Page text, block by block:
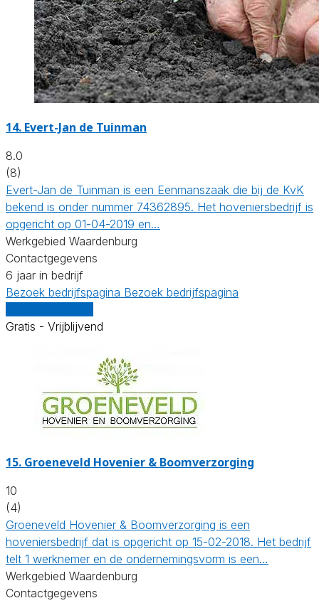
14. Evert-Jan de Tuinman
8.0
(8)
Evert-Jan de Tuinman is een Eenmanszaak die bij de KvK
bekend is onder nummer 74362895. Het hoveniersbedrijf is
opgericht op 01-04-2019 en…
Werkgebied Waardenburg
Contactgegevens
6 jaar in bedrijf
Bezoek bedrijfspagina Bezoek bedrijfspagina
Gratis - Vrijblijvend
15. Groeneveld Hovenier & Boomverzorging
10
(4)
Groeneveld Hovenier & Boomverzorging is een
hoveniersbedrijf dat is opgericht op 15-02-2018. Het bedrijf
telt 1 werknemer en de ondernemingsvorm is een…
Werkgebied Waardenburg
Contactgegevens